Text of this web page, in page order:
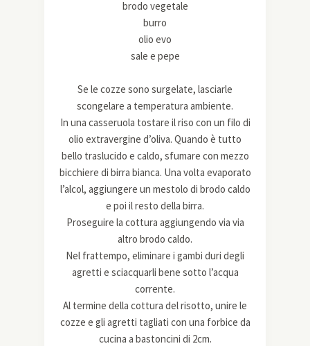
brodo vegetale
burro
olio evo
sale e pepe
Se le cozze sono surgelate, lasciarle
scongelare a temperatura ambiente.
In una casseruola tostare il riso con un filo di
olio extravergine d’oliva. Quando è tutto
bello traslucido e caldo, sfumare con mezzo
bicchiere di birra bianca. Una volta evaporato
l’alcol, aggiungere un mestolo di brodo caldo
e poi il resto della birra.
Proseguire la cottura aggiungendo via via
altro brodo caldo.
Nel frattempo, eliminare i gambi duri degli
agretti e sciacquarli bene sotto l’acqua
corrente.
Al termine della cottura del risotto, unire le
cozze e gli agretti tagliati con una forbice da
cucina a bastoncini di 2cm.